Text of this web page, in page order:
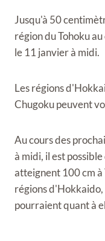
Jusqu'à 50
région du Tohoku
le 11 janvier à midi.
Les régions
Chugoku peuvent
Au cours des
à midi, il est
atteignent 100 cm à
régions
pourraient quant à